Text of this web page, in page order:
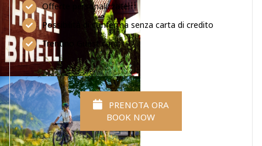
Offerte personalizzate
Possibilità di conferma senza carta di credito
Trentino Guest card
PRENOTA ORA
BOOK NOW